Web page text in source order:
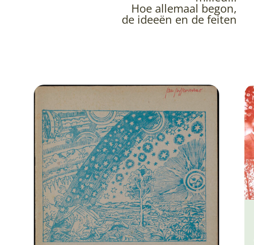
Hoe allemaal begon,
de ideeën en de feiten